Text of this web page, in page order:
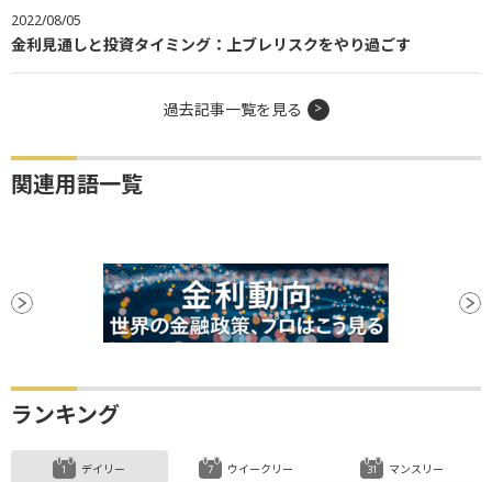
2022/08/05
金利見通しと投資タイミング：上ブレリスクをやり過ごす
過去記事一覧を見る
関連用語一覧
ランキング
デイリー ウイークリー マンスリー